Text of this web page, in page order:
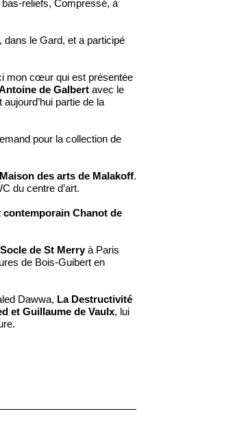
reliefs, Compressé, à
dans le Gard, et a participé
mon cœur qui est présentée
de Galbert avec le
partie de la
pour la collection de
Maison des arts de Malakoff.
du centre d’art.
contemporain Chanot de
Socle de St Merryà Paris
de Bois-Guibert en
Dawwa, La Destructivité
et Guillaume de Vaulx, lui